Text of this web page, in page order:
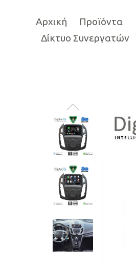
Αρχική Προϊόντα
Δίκτυο Συνεργατών